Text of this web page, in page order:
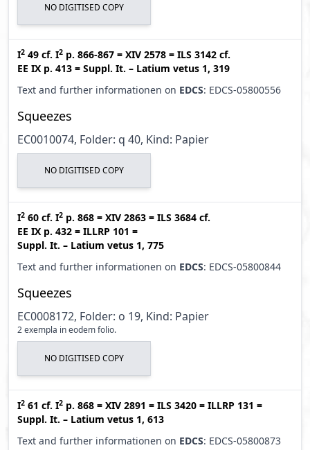
NO DIGITISED COPY
I2 49 cf. I2 p. 866-867 = XIV 2578 = ILS 3142 cf.
EE IX p. 413 = Suppl. It. – Latium vetus 1, 319
Text and further informationen on EDCS: EDCS-05800556
Squeezes
EC0010074, Folder: q 40, Kind: Papier
NO DIGITISED COPY
I2 60 cf. I2 p. 868 = XIV 2863 = ILS 3684 cf.
EE IX p. 432 = ILLRP 101 =
Suppl. It. – Latium vetus 1, 775
Text and further informationen on EDCS: EDCS-05800844
Squeezes
EC0008172, Folder: o 19, Kind: Papier
2 exempla in eodem folio.
NO DIGITISED COPY
I2 61 cf. I2 p. 868 = XIV 2891 = ILS 3420 = ILLRP 131 =
Suppl. It. – Latium vetus 1, 613
Text and further informationen on EDCS: EDCS-05800873